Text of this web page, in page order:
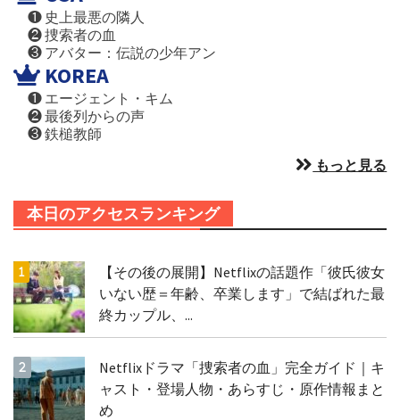
❶ 史上最悪の隣人
❷ 捜索者の血
❸ アバター：伝説の少年アン
KOREA
❶ エージェント・キム
❷ 最後列からの声
❸ 鉄槌教師
もっと見る
本日のアクセスランキング
【その後の展開】Netflixの話題作「彼氏彼女
いない歴＝年齢、卒業します」で結ばれた最
終カップル、...
Netflixドラマ「捜索者の血」完全ガイド｜キ
ャスト・登場人物・あらすじ・原作情報まと
め